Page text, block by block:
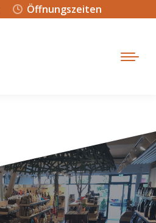
Öffnungszeiten